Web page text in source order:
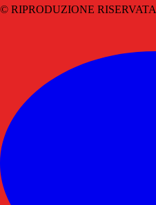
© RIPRODUZIONE RISERVATA